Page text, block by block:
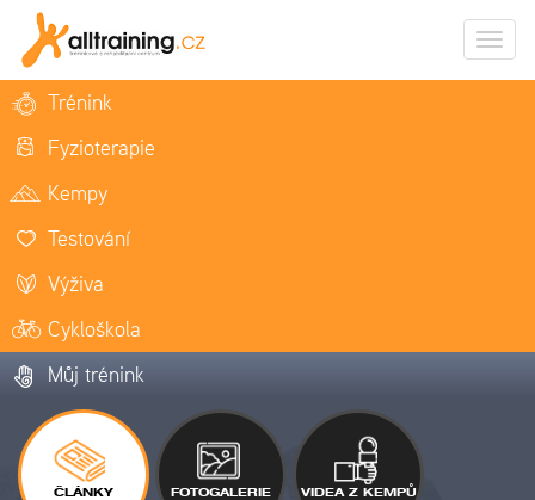
Trénink
Fyzioterapie
Kempy
Testování
Výživa
Cykloškola
Můj trénink
ČLÁNKY FOTOGALERIE VIDEA Z KEMPŮ